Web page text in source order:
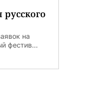
русского
на
фестив...